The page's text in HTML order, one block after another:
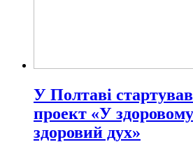
У Полтаві
проект «У
здоровий дух»